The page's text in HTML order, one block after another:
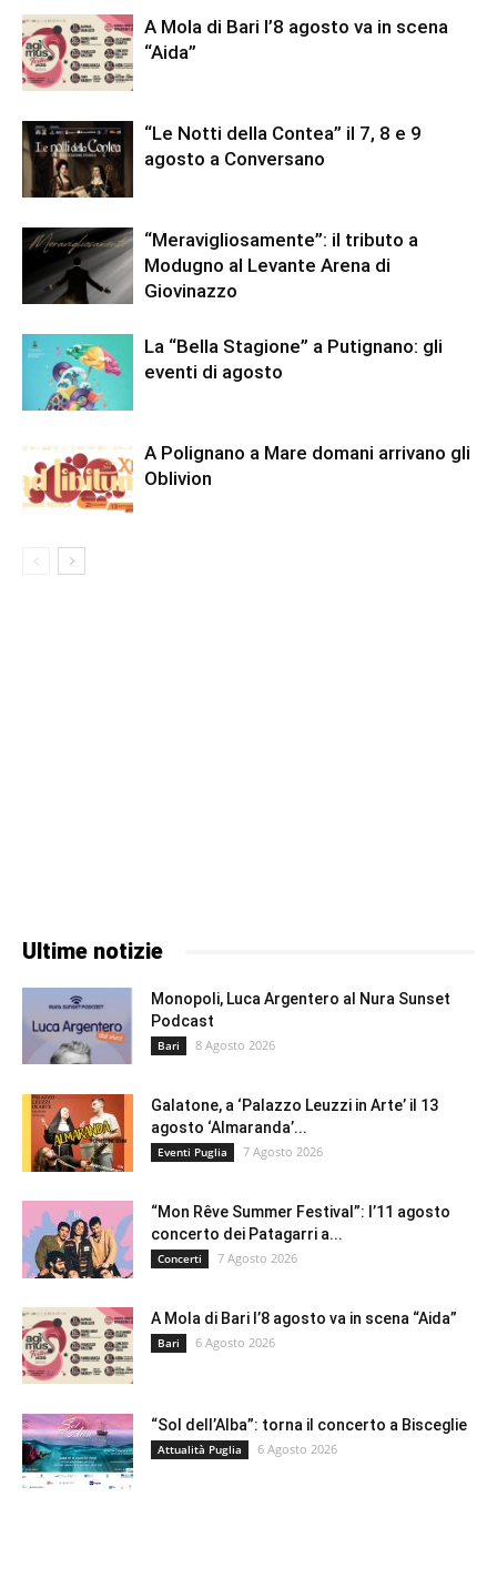
A Mola di Bari l’8 agosto va in scena
“Aida”
“Le Notti della Contea” il 7, 8 e 9
agosto a Conversano
“Meravigliosamente”: il tributo a
Modugno al Levante Arena di
Giovinazzo
La “Bella Stagione” a Putignano: gli
eventi di agosto
A Polignano a Mare domani arrivano gli
Oblivion
Ultime notizie
Monopoli, Luca Argentero al Nura Sunset
Podcast
Bari 8 Agosto 2026
Galatone, a ‘Palazzo Leuzzi in Arte’ il 13
agosto ‘Almaranda’...
Eventi Puglia 7 Agosto 2026
“Mon Rêve Summer Festival”: l’11 agosto
concerto dei Patagarri a...
Concerti 7 Agosto 2026
A Mola di Bari l’8 agosto va in scena “Aida”
Bari 6 Agosto 2026
“Sol dell’Alba”: torna il concerto a Bisceglie
Attualità Puglia 6 Agosto 2026